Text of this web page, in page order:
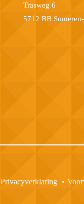
Trasweg 6
5712 BB
Privacyverklaring